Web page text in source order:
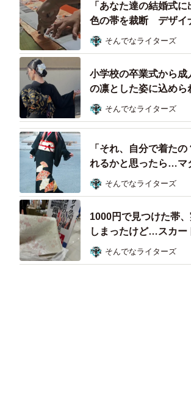
「あなた達の結婚式
色の帯を裁断 デザイ
結婚式を見せたかった
そんでなライターズ
小学校の卒業式から
の凛とした姿に込め
そんでなライターズ
「それ、自分で着た
れるかと思ったら…マ
そんでなライターズ
1000円で見つけた帯
しまったけど…スカー
そんでなライターズ